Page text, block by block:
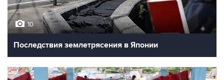
10
Последствия землетрясения в Японии